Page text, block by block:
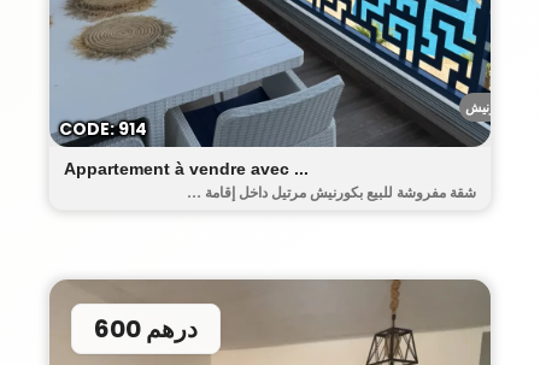
الكورنيش
Appartement à vendre avec ...
شقة مفروشة للبيع بكورنيش مرتيل داخل إقامة ...
CODE: 914
600 درهم